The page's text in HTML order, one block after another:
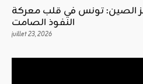
الصين: تونس في قلب معركة
النفوذ الصامت
juillet 23, 2026